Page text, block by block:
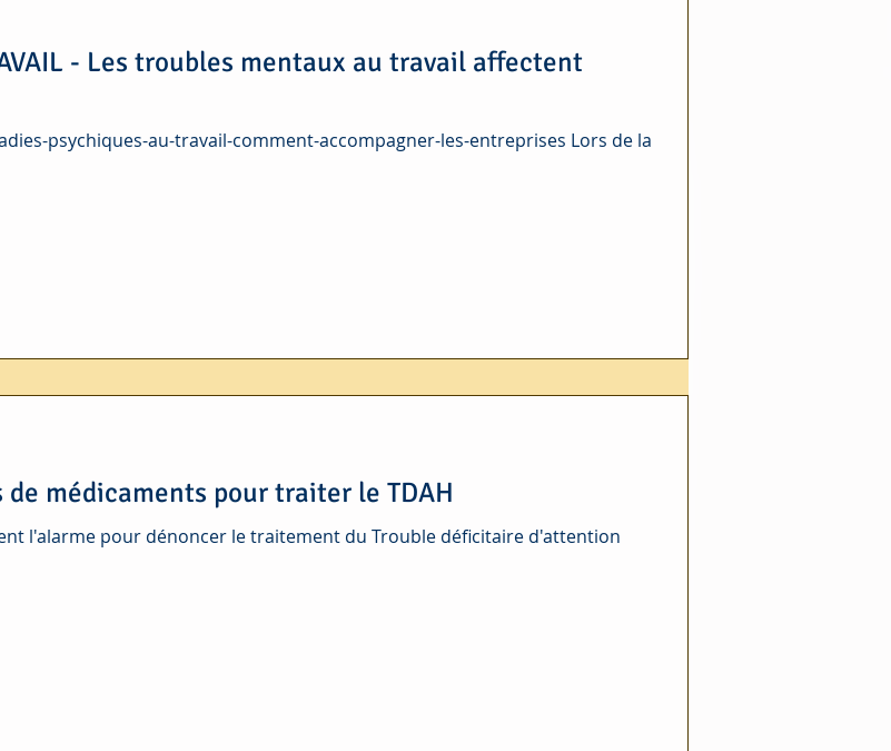
- Les troubles mentaux au travail affectent
psychiques-au-travail-comment-accompagner-les-entreprises Lors de la
médicaments pour traiter le TDAH
l'alarme pour dénoncer le traitement du Trouble déficitaire d'attention